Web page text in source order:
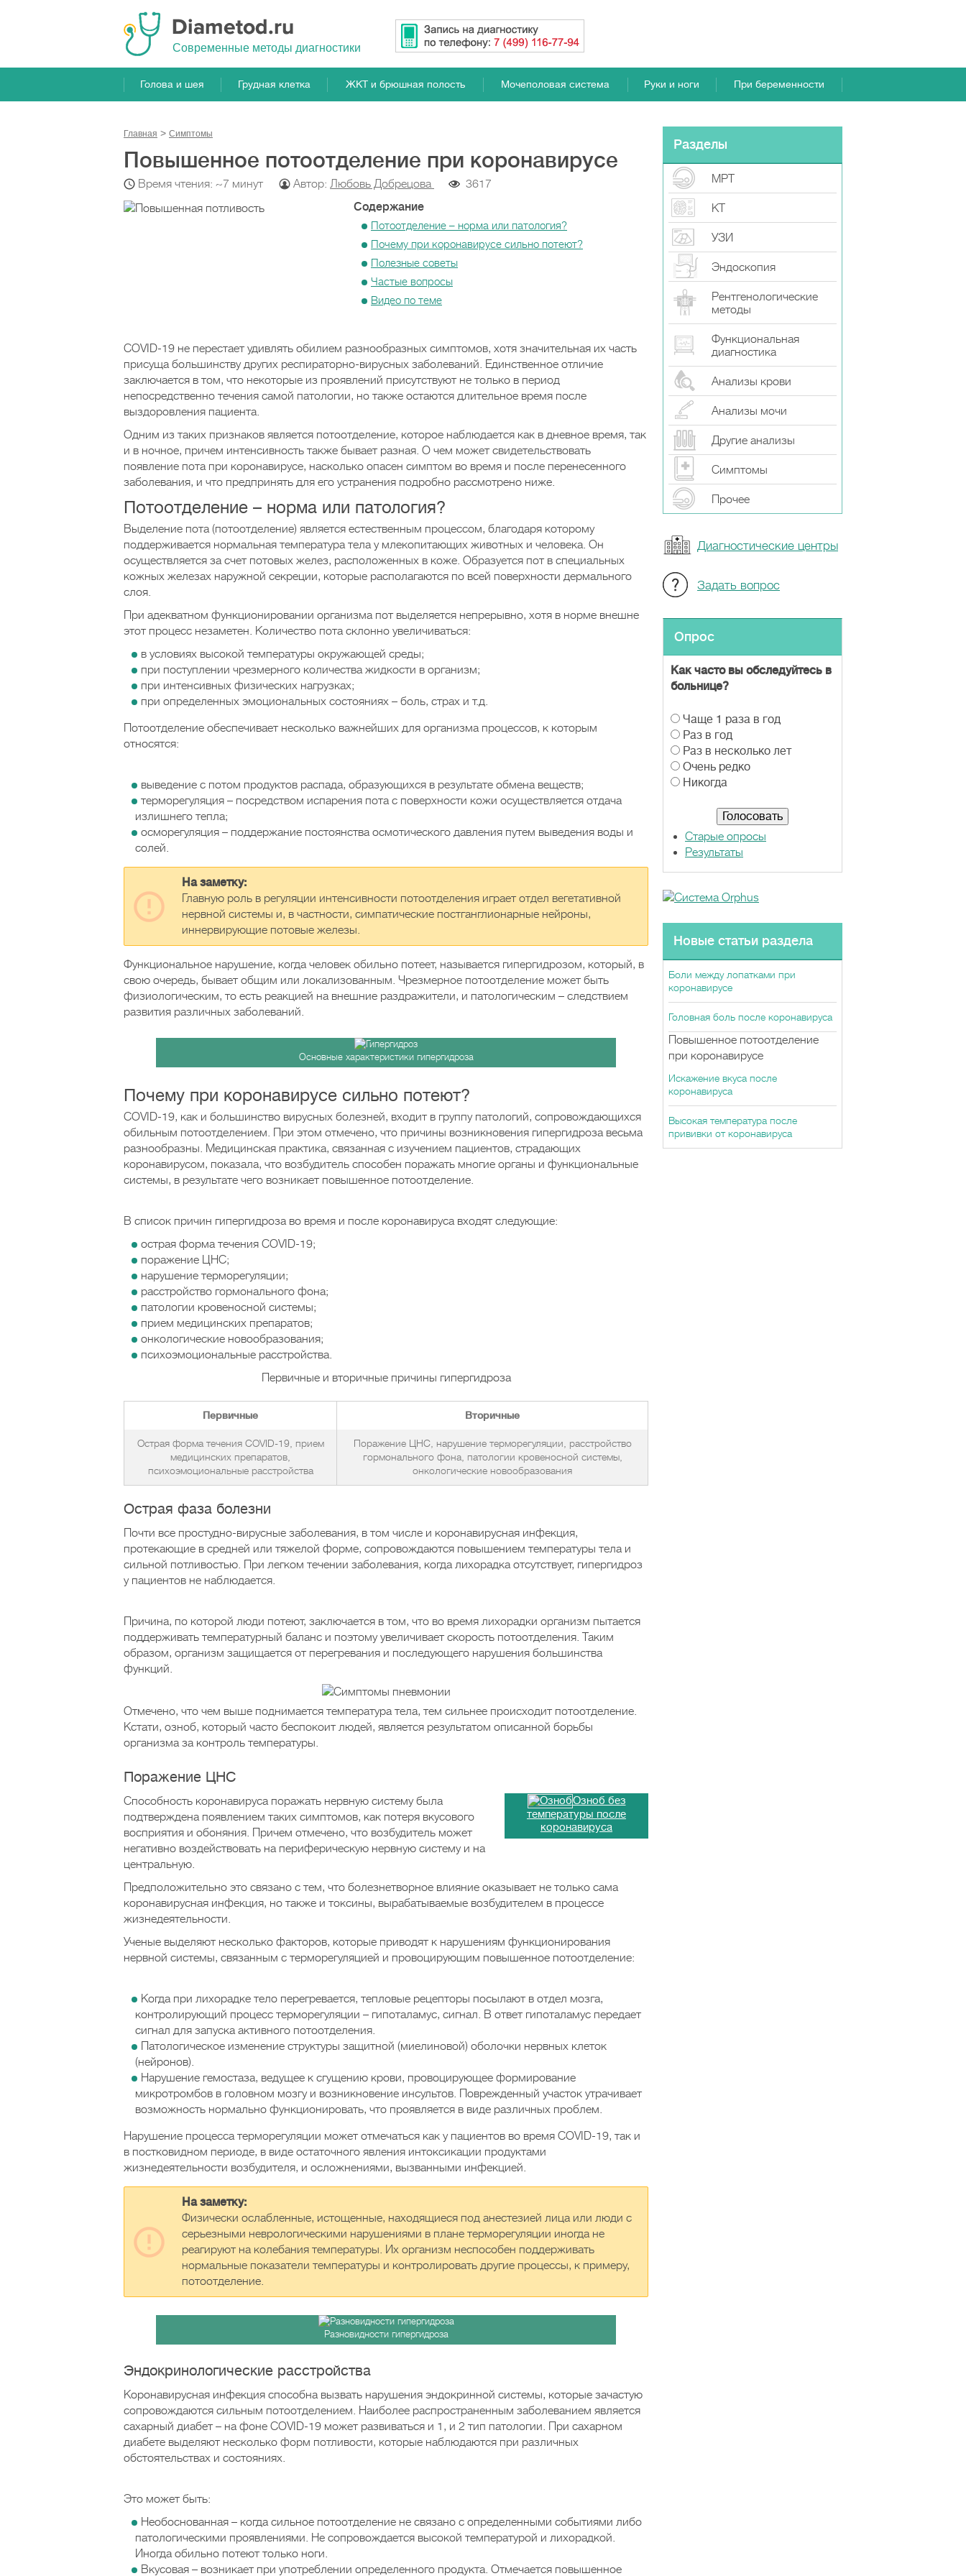
Cовременные методы диагностики
Голова и шея Грудная клетка ЖКТ и брюшная полость Мочеполовая система Руки и ноги При беременности
Главная Симптомы
Повышенное потоотделение при коронавирусе
Время чтения: ~7 минут Автор: Любовь Добрецова
3617
Содержание
Потоотделение – норма или патология?
Почему при коронавирусе сильно потеют?
Полезные советы
Частые вопросы
Видео по теме
COVID-19 не перестает удивлять обилием разнообразных симптомов, хотя значительная их часть
присуща большинству других респираторно-вирусных заболеваний. Единственное отличие
заключается в том, что некоторые из проявлений присутствуют не только в период
непосредственно течения самой патологии, но также остаются длительное время после
выздоровления пациента.
Одним из таких признаков является потоотделение, которое наблюдается как в дневное время, так
и в ночное, причем интенсивность также бывает разная. О чем может свидетельствовать
появление пота при коронавирусе, насколько опасен симптом во время и после перенесенного
заболевания, и что предпринять для его устранения подробно рассмотрено ниже.
Потоотделение – норма или патология?
Выделение пота (потоотделение) является естественным процессом, благодаря которому
поддерживается нормальная температура тела у млекопитающих животных и человека. Он
осуществляется за счет потовых желез, расположенных в коже. Образуется пот в специальных
кожных железах наружной секреции, которые располагаются по всей поверхности дермального
слоя.
При адекватном функционировании организма пот выделяется непрерывно, хотя в норме внешне
этот процесс незаметен. Количество пота склонно увеличиваться:
в условиях высокой температуры окружающей среды;
при поступлении чрезмерного количества жидкости в организм;
при интенсивных физических нагрузках;
при определенных эмоциональных состояниях – боль, страх и т.д.
Потоотделение обеспечивает несколько важнейших для организма процессов, к которым
относятся:
выведение с потом продуктов распада, образующихся в результате обмена веществ;
терморегуляция – посредством испарения пота с поверхности кожи осуществляется отдача
излишнего тепла;
осморегуляция – поддержание постоянства осмотического давления путем выведения воды и
солей.
На заметку:
Главную роль в регуляции интенсивности потоотделения играет отдел вегетативной
нервной системы и, в частности, симпатические постганглионарные нейроны,
иннервирующие потовые железы.
Функциональное нарушение, когда человек обильно потеет, называется гипергидрозом, который, в
свою очередь, бывает общим или локализованным. Чрезмерное потоотделение может быть
физиологическим, то есть реакцией на внешние раздражители, и патологическим – следствием
развития различных заболеваний.
Основные характеристики гипергидроза
Почему при коронавирусе сильно потеют?
COVID-19, как и большинство вирусных болезней, входит в группу патологий, сопровождающихся
обильным потоотделением. При этом отмечено, что причины возникновения гипергидроза весьма
разнообразны. Медицинская практика, связанная с изучением пациентов, страдающих
коронавирусом, показала, что возбудитель способен поражать многие органы и функциональные
системы, в результате чего возникает повышенное потоотделение.
В список причин гипергидроза во время и после коронавируса входят следующие:
острая форма течения COVID-19;
поражение ЦНС;
нарушение терморегуляции;
расстройство гормонального фона;
патологии кровеносной системы;
прием медицинских препаратов;
онкологические новообразования;
психоэмоциональные расстройства.
Первичные и вторичные причины гипергидроза
Первичные Вторичные
Острая форма течения COVID-19, прием
медицинских препаратов,
психоэмоциональные расстройства
Поражение ЦНС, нарушение терморегуляции, расстройство
гормонального фона, патологии кровеносной системы,
онкологические новообразования
Острая фаза болезни
Почти все простудно-вирусные заболевания, в том числе и коронавирусная инфекция,
протекающие в средней или тяжелой форме, сопровождаются повышением температуры тела и
сильной потливостью. При легком течении заболевания, когда лихорадка отсутствует, гипергидроз
у пациентов не наблюдается.
Причина, по которой люди потеют, заключается в том, что во время лихорадки организм пытается
поддерживать температурный баланс и поэтому увеличивает скорость потоотделения. Таким
образом, организм защищается от перегревания и последующего нарушения большинства
функций.
Отмечено, что чем выше поднимается температура тела, тем сильнее происходит потоотделение.
Кстати, озноб, который часто беспокоит людей, является результатом описанной борьбы
организма за контроль температуры.
Поражение ЦНС
Озноб без
температуры после
коронавируса
Способность коронавируса поражать нервную систему была
подтверждена появлением таких симптомов, как потеря вкусового
восприятия и обоняния. Причем отмечено, что возбудитель может
негативно воздействовать на периферическую нервную систему и на
центральную.
Предположительно это связано с тем, что болезнетворное влияние оказывает не только сама
коронавирусная инфекция, но также и токсины, вырабатываемые возбудителем в процессе
жизнедеятельности.
Ученые выделяют несколько факторов, которые приводят к нарушениям функционирования
нервной системы, связанным с терморегуляцией и провоцирующим повышенное потоотделение:
Когда при лихорадке тело перегревается, тепловые рецепторы посылают в отдел мозга,
контролирующий процесс терморегуляции – гипоталамус, сигнал. В ответ гипоталамус передает
сигнал для запуска активного потоотделения.
Патологическое изменение структуры защитной (миелиновой) оболочки нервных клеток
(нейронов).
Нарушение гемостаза, ведущее к сгущению крови, провоцирующее формирование
микротромбов в головном мозгу и возникновение инсультов. Поврежденный участок утрачивает
возможность нормально функционировать, что проявляется в виде различных проблем.
Нарушение процесса терморегуляции может отмечаться как у пациентов во время COVID-19, так и
в постковидном периоде, в виде остаточного явления интоксикации продуктами
жизнедеятельности возбудителя, и осложнениями, вызванными инфекцией.
На заметку:
Физически ослабленные, истощенные, находящиеся под анестезией лица или люди с
серьезными неврологическими нарушениями в плане терморегуляции иногда не
реагируют на колебания температуры. Их организм неспособен поддерживать
нормальные показатели температуры и контролировать другие процессы, к примеру,
потоотделение.
Разновидности гипергидроза
Эндокринологические расстройства
Коронавирусная инфекция способна вызвать нарушения эндокринной системы, которые зачастую
сопровождаются сильным потоотделением. Наиболее распространенным заболеванием является
сахарный диабет – на фоне COVID-19 может развиваться и 1, и 2 тип патологии. При сахарном
диабете выделяют несколько форм потливости, которые наблюдаются при различных
обстоятельствах и состояниях.
Это может быть:
Необоснованная – когда сильное потоотделение не связано с определенными событиями либо
патологическими проявлениями. Не сопровождается высокой температурой и лихорадкой.
Иногда обильно потеют только ноги.
Вкусовая – возникает при употреблении определенного продукта. Отмечается повышенное
Разделы
МРТ
КТ
УЗИ
Эндоскопия
Рентгенологические
методы
Функциональная
диагностика
Анализы крови
Анализы мочи
Другие анализы
Симптомы
Прочeе
Диагностические центры
Задать вопрос
Опрос
Как часто вы обследуйтесь в
больнице?
В
а
р
и
а
Чаще 1 раза в год
Раз в год
Раз в несколько лет
Очень редко
Никогда
Старые опросы
Результаты
Новые статьи раздела
Боли между лопатками при
коронавирусе
Головная боль после коронавируса
Повышенное потоотделение
при коронавирусе
Искажение вкуса после
коронавируса
Высокая температура после
прививки от коронавируса